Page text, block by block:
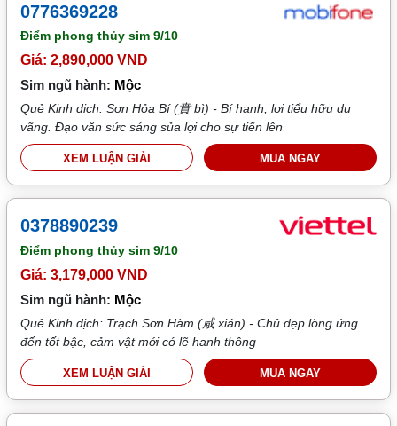
0776369228
Điểm phong thủy sim9/10
Giá: 2,890,000 VND
Sim ngũ hành: Mộc
Quẻ Kinh dịch: Sơn Hỏa Bí (賁 bì) - Bí hanh, lợi tiểu hữu du
vãng. Đạo văn sức sáng sủa lợi cho sự tiến lên
XEM LUẬN GIẢI MUA NGAY
0378890239
Điểm phong thủy sim9/10
Giá: 3,179,000 VND
Sim ngũ hành: Mộc
Quẻ Kinh dịch: Trạch Sơn Hàm (咸 xián) - Chủ đẹp lòng ứng
đến tốt bậc, cảm vật mới có lẽ hanh thông
XEM LUẬN GIẢI MUA NGAY